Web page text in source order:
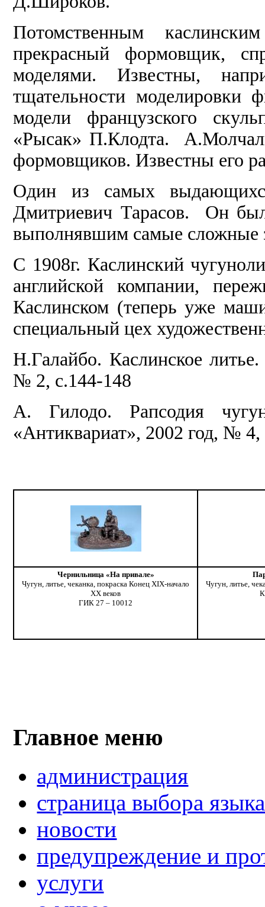
Потомственным
прекрасный формовщик,
моделями. Известны,
тщательности моделировки
модели французского
«Рысак» П.Клодта.
формовщиков. Известны его
Один из самых
Дмитриевич Тарасов. Он
выполнявшим самые сложные
С 1908г. Каслинский
английской компании,
Каслинском (теперь уже
специальный цех
Н.Галайбо. Каслинское
№ 2, с.144-148
А. Гилодо. Рапсодия
«Антиквариат», 2002 год, № 4,
Чернильница «На привале»
Чугун, литье, чеканка, покраска Конец XIX-начало
ХХ веков
ГИК 27 – 10012
Чугун, литье,
Главное меню
администрация
страница выбора языка
новости
предупреждение и
услуги